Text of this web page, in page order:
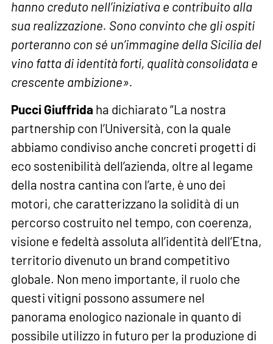
hanno creduto nell’iniziativa e contribuito alla
sua realizzazione. Sono convinto che gli ospiti
porteranno con sé un’immagine della Sicilia del
vino fatta di identità forti, qualità consolidata e
crescente ambizione».
Pucci Giuffrida ha dichiarato “La nostra
partnership con l’Università, con la quale
abbiamo condiviso anche concreti progetti di
eco sostenibilità dell’azienda, oltre al legame
della nostra cantina con l’arte, è uno dei
motori, che caratterizzano la solidità di un
percorso costruito nel tempo, con coerenza,
visione e fedeltà assoluta all’identità dell’Etna,
territorio divenuto un brand competitivo
globale. Non meno importante, il ruolo che
questi vitigni possono assumere nel
panorama enologico nazionale in quanto di
possibile utilizzo in futuro per la produzione di